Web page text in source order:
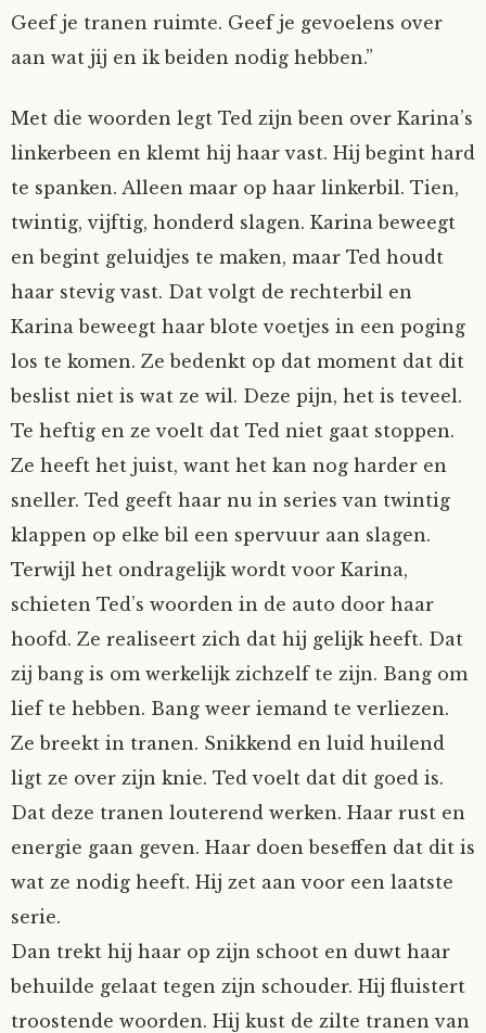
Geef je tranen ruimte. Geef je gevoelens over
aan wat jij en ik beiden nodig hebben.”
Met die woorden legt Ted zijn been over Karina’s
linkerbeen en klemt hij haar vast. Hij begint hard
te spanken. Alleen maar op haar linkerbil. Tien,
twintig, vijftig, honderd slagen. Karina beweegt
en begint geluidjes te maken, maar Ted houdt
haar stevig vast. Dat volgt de rechterbil en
Karina beweegt haar blote voetjes in een poging
los te komen. Ze bedenkt op dat moment dat dit
beslist niet is wat ze wil. Deze pijn, het is teveel.
Te heftig en ze voelt dat Ted niet gaat stoppen.
Ze heeft het juist, want het kan nog harder en
sneller. Ted geeft haar nu in series van twintig
klappen op elke bil een spervuur aan slagen.
Terwijl het ondragelijk wordt voor Karina,
schieten Ted’s woorden in de auto door haar
hoofd. Ze realiseert zich dat hij gelijk heeft. Dat
zij bang is om werkelijk zichzelf te zijn. Bang om
lief te hebben. Bang weer iemand te verliezen.
Ze breekt in tranen. Snikkend en luid huilend
ligt ze over zijn knie. Ted voelt dat dit goed is.
Dat deze tranen louterend werken. Haar rust en
energie gaan geven. Haar doen beseffen dat dit is
wat ze nodig heeft. Hij zet aan voor een laatste
serie.
Dan trekt hij haar op zijn schoot en duwt haar
behuilde gelaat tegen zijn schouder. Hij fluistert
troostende woorden. Hij kust de zilte tranen van